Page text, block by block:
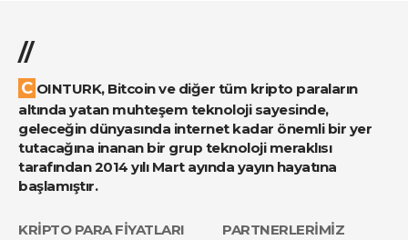
//
COINTURK, Bitcoin ve diğer tüm kripto paraların
altında yatan muhteşem teknoloji sayesinde,
geleceğin dünyasında internet kadar önemli bir yer
tutacağına inanan bir grup teknoloji meraklısı
tarafından 2014 yılı Mart ayında yayın hayatına
başlamıştır.
KRİPTO PARA FİYATLARI PARTNERLERİMİZ